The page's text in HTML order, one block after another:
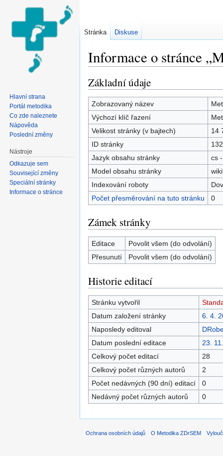
Informace o stránce
Základní údaje
Zobrazovaný název
Výchozí klíč řazení
Velikost stránky (v bajtech)
14
ID stránky
132
Jazyk obsahu stránky
cs
Model obsahu stránky
Indexování roboty
Počet přesměrování na tuto stránku
0
Zámek stránky
Editace
Povolit všem (do odvolání)
Přesunutí
Povolit všem (do odvolání)
Historie editací
Stránku vytvořil
Datum založení stránky
6. 4.
Naposledy editoval
Datum poslední editace
23.
Celkový počet editací
28
Celkový počet různých autorů
2
Počet nedávných (90 dní) editací
0
Nedávný počet různých autorů
0
Stránka Diskuse
Hlavní strana
Portál metodika
Co zde naleznete
Nápověda
Poslední změny
Nástroje
Odkazuje sem
Související změny
Speciální stránky
Informace o stránce
Ochrana osobních údajů O Metodika ZDrSEM